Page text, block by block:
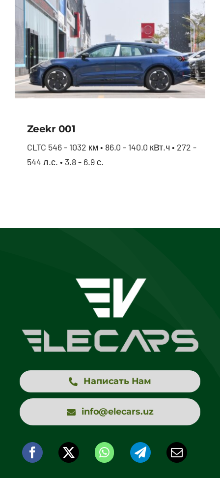
Zeekr 001
CLTC 546 - 1032 км • 86.0 - 140.0 кВт.ч • 272 -
544 л.с. • 3.8 - 6.9 с.
Написать Нам
info@elecars.uz